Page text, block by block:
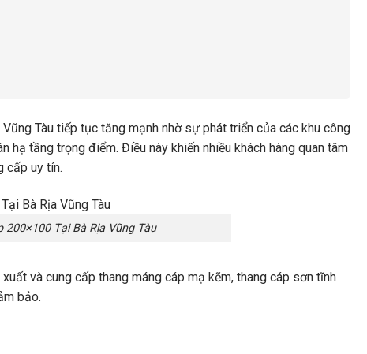
Tàu tiếp tục tăng mạnh nhờ sự phát triển của các khu công
hạ tầng trọng điểm. Điều này khiến nhiều khách hàng quan tâm
cấp uy tín.
200×100 Tại Bà Rịa Vũng Tàu
và cung cấp thang máng cáp mạ kẽm, thang cáp sơn tĩnh
bảo.